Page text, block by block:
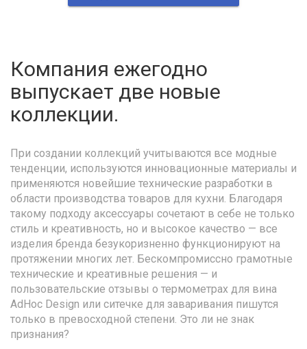
Компания ежегодно
выпускает две новые
коллекции.
При создании коллекций учитываются все модные
тенденции, используются инновационные материалы и
применяются новейшие технические разработки в
области производства товаров для кухни. Благодаря
такому подходу аксессуары сочетают в себе не только
стиль и креативность, но и высокое качество — все
изделия бренда безукоризненно функционируют на
протяжении многих лет. Бескомпромиссно грамотные
технические и креативные решения — и
пользовательские отзывы о термометрах для вина
AdHoc Design или ситечке для заваривания пишутся
только в превосходной степени. Это ли не знак
признания?